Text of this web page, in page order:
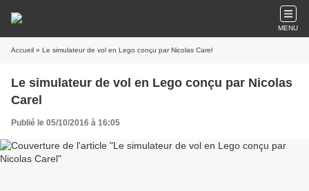
MENU
Accueil » Le simulateur de vol en Lego conçu par Nicolas Carel
Le simulateur de vol en Lego conçu par Nicolas
Carel
Publié le 05/10/2016 à 16:05